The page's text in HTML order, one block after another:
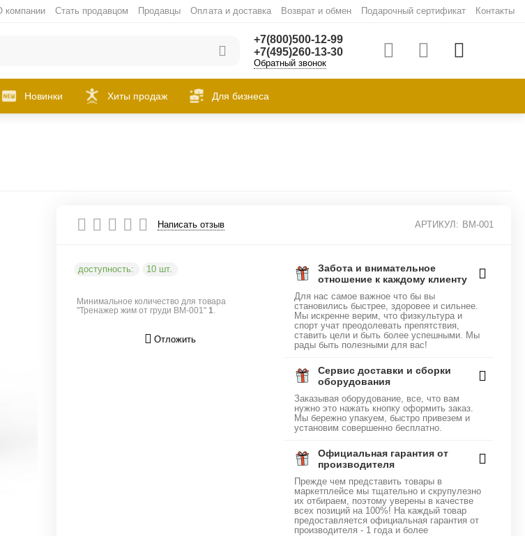
компании Стать продавцом Продавцы Оплата и доставка Возврат и обмен Подарочный сертификат Контакты
+7(800)500-12-99
+7(495)260-13-30
Обратный звонок
Новинки Хиты продаж Для бизнеса
Написать отзыв АРТИКУЛ: BM-001
доступность: 10 шт.
Минимальное количество для товара
"Тренажер жим от груди BM-001"1.
Отложить
Забота и внимательное
отношение к каждому клиенту
Для нас самое важное что бы вы
становились быстрее, здоровее и сильнее.
Мы искренне верим, что физкультура и
спорт учат преодолевать препятствия,
ставить цели и быть более успешными. Мы
рады быть полезными для вас!
Сервис доставки и сборки
оборудования
Заказывая оборудование, все, что вам
нужно это нажать кнопку оформить заказ.
Мы бережно упакуем, быстро привезем и
установим совершенно бесплатно.
Официальная гарантия от
производителя
Прежде чем представить товары в
маркетплейсе мы тщательно и скрупулезно
их отбираем, поэтому уверены в качестве
всех позиций на 100%! На каждый товар
предоставляется официальная гарантия от
производителя - 1 года и более